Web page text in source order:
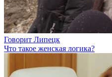
Говорит Липецк
Что такое женская логика?